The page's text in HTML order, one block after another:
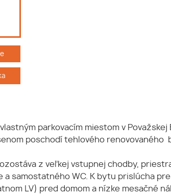
parkovacím miestom v
poschodí tehlového renovovaného
z veľkej vstupnej chodby,
samostatného WC. K bytu prislúcha
LV) pred domom a nízke mesačné